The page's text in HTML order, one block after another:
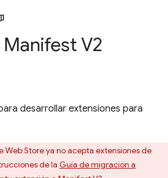
V2
desarrollar extensiones para
Web Store ya no acepta extensiones de
de la Guía de migración a